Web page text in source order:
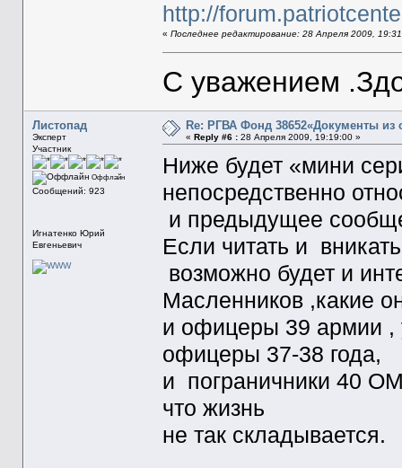
http://
« Последнее редактирование: 28 Апреля 2009,
С уважением
Листопад
Эксперт
Участник
Оффлайн
Сообщений: 923
Игнатенко Юрий
Евгеньевич
Re: РГВА Фонд 38652«Документы из
« Reply #6 : 28 Апреля 2009, 19:19:00 »
Ниже будет «мини
непосредственно
и предыдущее
Если читать и
возможно будет и
Масленников ,какие
и офицеры 39 армии ,
офицеры 37-38 года,
и пограничники 40
что жизнь
не так складывается.